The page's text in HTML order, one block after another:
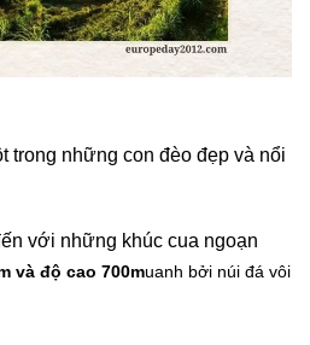
trong những con đèo đẹp và nổi
với những khúc cua ngoạn
và độ cao 700muanh bởi núi đá vôi